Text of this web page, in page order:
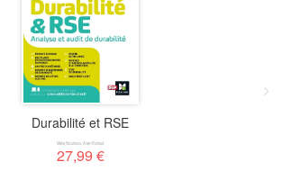
Durabilité et RSE
Maria Niculescu Alain Burlaud
27,99 €